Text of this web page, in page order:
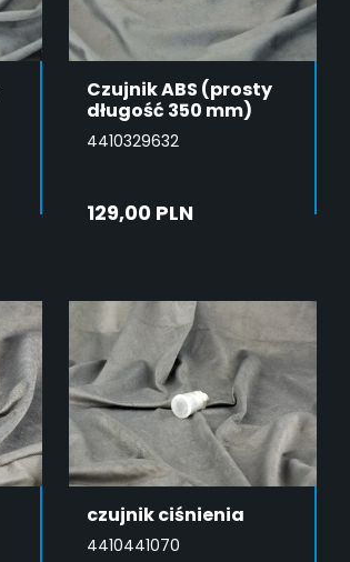
Czujnik ABS (prosty
długość 350 mm)
4410329632
129,00 PLN
KOSZYKA
czujnik ciśnienia
4410441070